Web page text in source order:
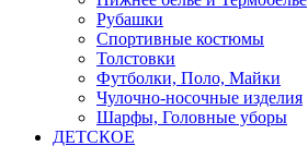
Рубашки
Спортивные костюмы
Толстовки
Футболки, Поло, Майки
Чулочно-носочные изделия
Шарфы, Головные уборы
ДЕТСКОЕ